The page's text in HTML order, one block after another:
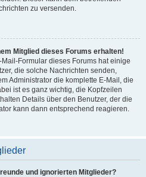
zu versenden.
Mitglied dieses Forums erhalten!
Formular dieses Forums hat einige
die solche Nachrichten senden,
Administrator die komplette E-Mail, die
ist es ganz wichtig, die Kopfzeilen
Details über den Benutzer, der die
kann dann entsprechend reagieren.
und ignorierten Mitglieder?